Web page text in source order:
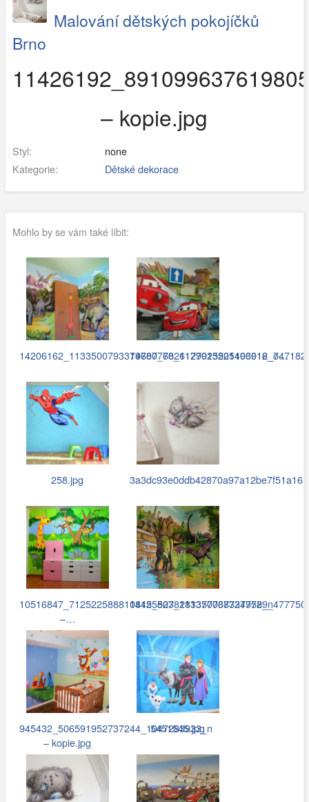
Malování dětských pokojíčků
Brno
– kopie.jpg
Styl:
none
Kategorie:
Dětské dekorace
Mohlo by se vám také líbit:
14206162_1133500793379687_6026127013521196016_o…
258.jpg
10516847_712522588810845_8278281377768724758_n
–…
945432_506591952737244_1047283933_n
– kopie.jpg
5451545.jpg